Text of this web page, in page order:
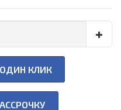
КЛИК